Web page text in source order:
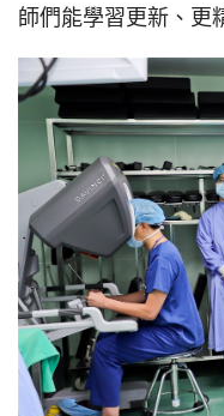
師們能學習更新、更